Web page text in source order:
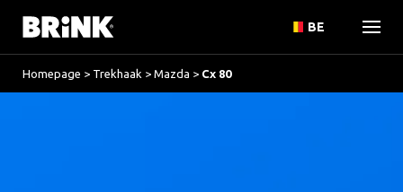
BE
Homepage > Trekhaak > Mazda > Cx 80